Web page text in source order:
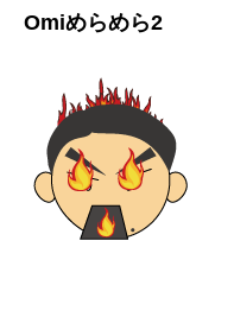
Omiめらめら2